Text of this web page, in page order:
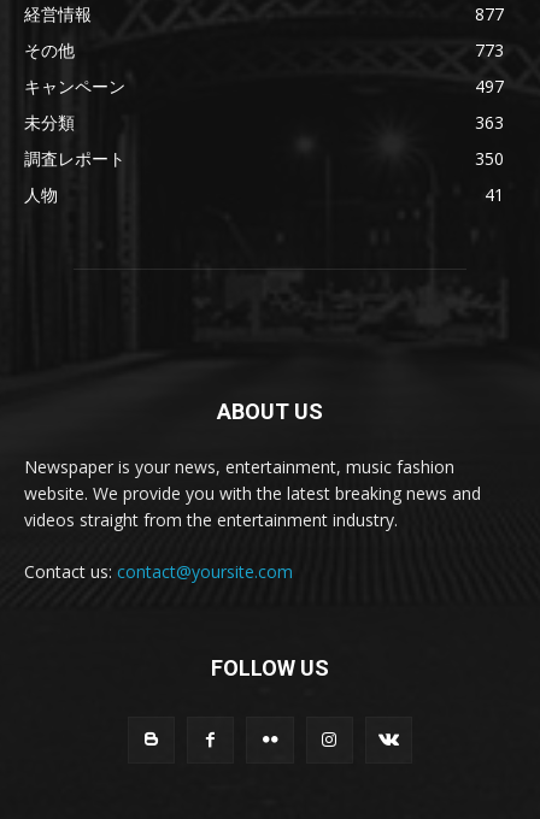
経営情報
877
その他
773
キャンペーン
497
未分類
363
調査レポート
350
人物
41
ABOUT US
Newspaper is your news, entertainment, music fashion
website. We provide you with the latest breaking news and
videos straight from the entertainment industry.
Contact us: contact@yoursite.com
FOLLOW US